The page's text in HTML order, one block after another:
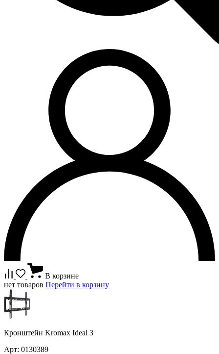
В корзине
нет товаров Перейти в корзину
Кронштейн Kromax Ideal 3
Арт: 0130389